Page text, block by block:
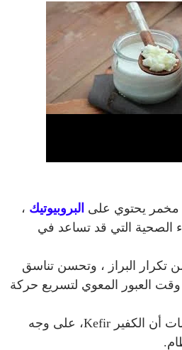
يحتوي على البروبيوتيك ،
الصحية التي قد تساعد في
تكرار البراز ، وتحسن تناسق
وقت العبور المعوي لتسريع حركة
أظهرت العديد من الدراسات أن الكفير Kefir، على وجه